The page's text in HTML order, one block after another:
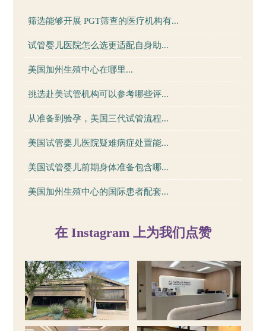
筛选能够开展 PGT筛查的医疗机构有...
试管婴儿医院怎么选更适配自身助...
美国加州生殖中心在哪里...
挑选赴美试管机构可以参考哪些评...
从准备到验孕，美国三代试管流程...
美国试管婴儿医院疑难病症处置能...
美国试管婴儿前期身体准备包含哪...
美国加州生殖中心的国际患者配套...
在 Instagram 上为我们点赞